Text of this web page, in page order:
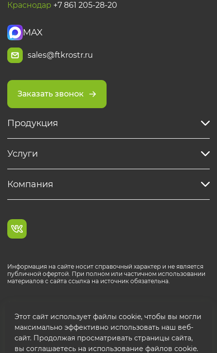
Краснодар +7 861 205-28-20
MAX
sales@ftkrostr.ru
Заказать звонок
Продукция
Услуги
Компания
Информация на сайте носит справочный характер и не является
публичной офертой. При полном или частичном использовании
материалов с сайта ссылка на источник обязательна.
Этот сайт использует файлы cookie, чтобы вы могли
максимально эффективно использовать наш веб-
сайт. Продолжая просматривать страницы сайта,
вы соглашаетесь на использование файлов cookie.